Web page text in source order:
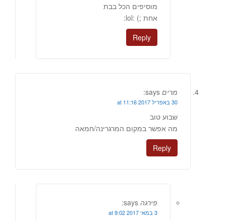
מוסיפים הכל בבת
אחת ;) :lol:
Reply
מרים says:
30 באפריל 2017 at 11:16
שבוע טוב
מה אפשר במקום המרגרינה/חמאה
Reply
פירגה says:
3 במאי 2017 at 9:02